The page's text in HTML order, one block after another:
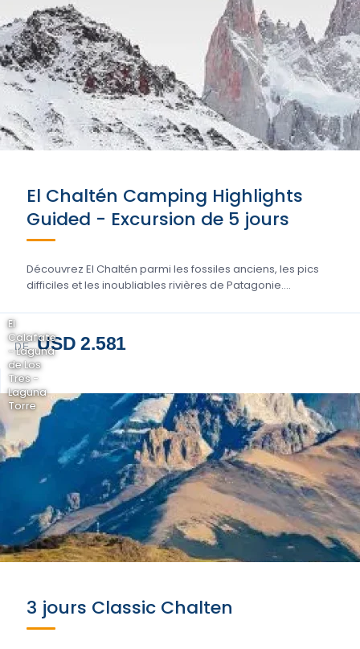
El Chaltén Camping Highlights
Guided - Excursion de 5 jours
Découvrez El Chaltén parmi les fossiles anciens, les pics
difficiles et les inoubliables rivières de Patagonie....
DE USD 2.581
El
Calafate
- Laguna
de Los
Tres -
Laguna
Torre
3 jours Classic Chalten